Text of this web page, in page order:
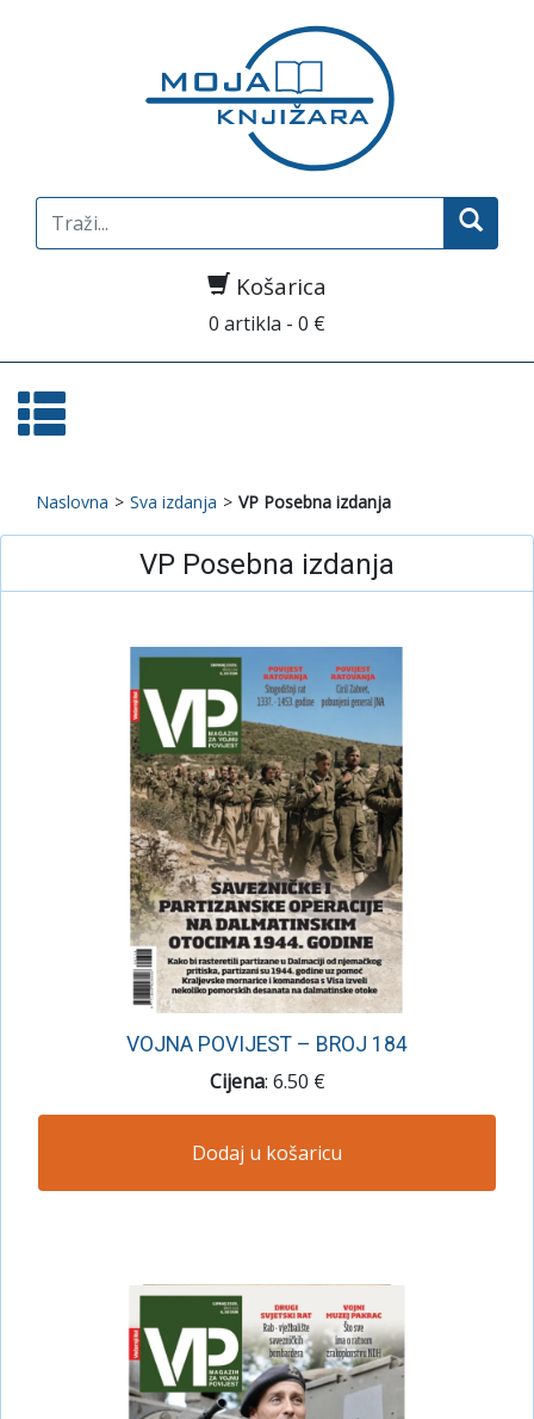
Search
for:
Košarica
0 artikla - 0 €
Naslovna > Sva izdanja > VP Posebna izdanja
VP Posebna izdanja
VOJNA POVIJEST – BROJ 184
Cijena: 6.50 €
Dodaj u košaricu